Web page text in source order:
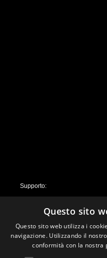
Supporto:
Guide ServiziQuesto sito
Questo sito web utilizza i
navigazione. Utilizzando il
conformità con la nostra